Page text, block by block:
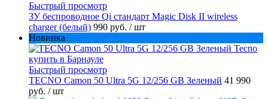
Быстрый просмотр
ЗУ беспроводное Qi стандарт Magic Disk II wireless
charger (белый) 990 руб. / шт
Новинка
Быстрый просмотр
TECNO Camon 50 Ultra 5G 12/256 GB Зеленый 41 990
руб. / шт